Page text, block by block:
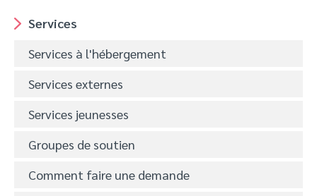
Services
Services à l'hébergement
Services externes
Services jeunesses
Groupes de soutien
Comment faire une demande